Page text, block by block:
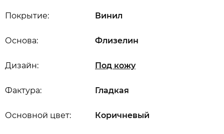
Основной цвет: Коричневый
Дизайн: Под кожу
Основа: Флизелин
Покрытие: Винил
Фактура: Гладкая